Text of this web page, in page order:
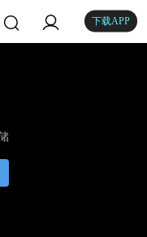
下载APP